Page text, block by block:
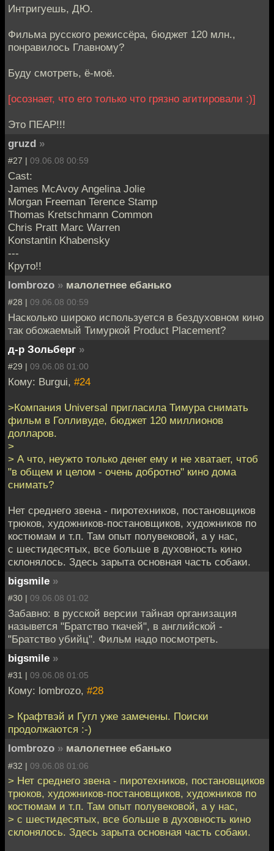
Интригуешь, ДЮ.
Фильма русского режиссёра, бюджет 120 млн.,
понравилось Главному?
Буду смотреть, ё-моё.
[осознает, что его только что грязно агитировали :)]
Это ПЕАР!!!
gruzd »
#27 | 09.06.08 00:59
Cast:
James McAvoy Angelina Jolie
Morgan Freeman Terence Stamp
Thomas Kretschmann Common
Chris Pratt Marc Warren
Konstantin Khabensky
---
Круто!!
lombrozo » малолетнее ебанько
#28 | 09.06.08 00:59
Насколько широко используется в бездуховном кино
так обожаемый Тимуркой Product Placement?
д-р Зольберг »
#29 | 09.06.08 01:00
Кому: Burgui, #24
>Компания Universal пригласила Тимура снимать
фильм в Голливуде, бюджет 120 миллионов
долларов.
>
> А что, неужто только денег ему и не хватает, чтоб
"в общем и целом - очень добротно" кино дома
снимать?
Нет среднего звена - пиротехников, постановщиков
трюков, художников-постановщиков, художников по
костюмам и т.п. Там опыт полувековой, а у нас,
с шестидесятых, все больше в духовность кино
склонялось. Здесь зарыта основная часть собаки.
bigsmile »
#30 | 09.06.08 01:02
Забавно: в русской версии тайная организация
назывется "Братство ткачей", в английской -
"Братство убийц". Фильм надо посмотреть.
bigsmile »
#31 | 09.06.08 01:05
Кому: lombrozo, #28
> Крафтвэй и Гугл уже замечены. Поиски
продолжаются :-)
lombrozo » малолетнее ебанько
#32 | 09.06.08 01:06
> Нет среднего звена - пиротехников, постановщиков
трюков, художников-постановщиков, художников по
костюмам и т.п. Там опыт полувековой, а у нас,
> с шестидесятых, все больше в духовность кино
склонялось. Здесь зарыта основная часть собаки.